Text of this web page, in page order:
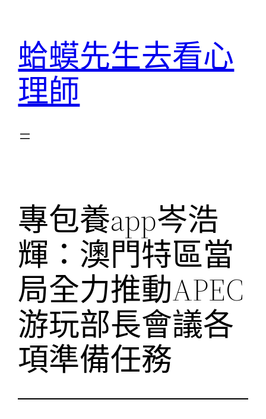
蛤蟆先生去看心
理師
專包養app岑浩
輝：澳門特區當
局全力推動APEC
游玩部長會議各
項準備任務